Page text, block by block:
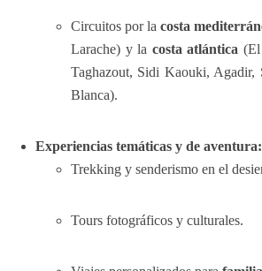
Circuitos por la costa
Larache) y la costa atlántica (El
Taghazout, Sidi Kaouki,
Blanca).
Experiencias temáticas y de aventura:
Trekking y senderismo en el
Tours fotográficos y culturales.